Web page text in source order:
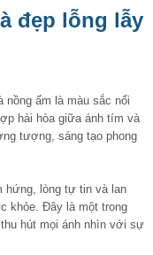
đẹp lỗng lẫy
nồng ấm là màu sắc nổi
hài hòa giữa ánh tím và
tượng, sáng tạo phong
hứng, lòng tự tin và lan
khỏe. Đây là một trong
hút mọi ánh nhìn với sự